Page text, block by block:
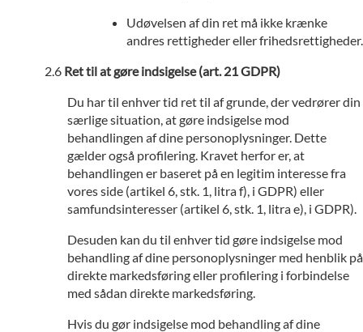
Udøvelsen af din ret må ikke krænke
andres rettigheder eller frihedsrettigheder.
Ret til at gøre indsigelse (art. 21 GDPR)
Du har til enhver tid ret til af grunde, der vedrører din
særlige situation, at gøre indsigelse mod
behandlingen af dine personoplysninger. Dette
gælder også profilering. Kravet herfor er, at
behandlingen er baseret på en legitim interesse fra
vores side (artikel 6, stk. 1, litra f), i GDPR) eller
samfundsinteresser (artikel 6, stk. 1, litra e), i GDPR).
Desuden kan du til enhver tid gøre indsigelse mod
behandling af dine personoplysninger med henblik på
direkte markedsføring eller profilering i forbindelse
med sådan direkte markedsføring.
Hvis du gør indsigelse mod behandling af dine